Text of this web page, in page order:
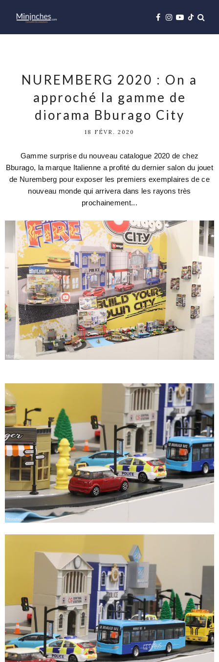
NUREMBERG 2020 : On a
approché la gamme de
diorama Bburago City
18 FÉVR. 2020
Gamme surprise du nouveau catalogue 2020 de chez
Bburago, la marque Italienne a profité du dernier salon du jouet
de Nuremberg pour exposer les premiers exemplaires de ce
nouveau monde qui arrivera dans les rayons très
prochainement...